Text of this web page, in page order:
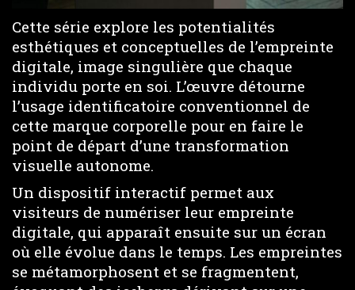
Cette série explore les potentialités
esthétiques et conceptuelles de l’empreinte
digitale, image singulière que chaque
individu porte en soi. L’œuvre détourne
l’usage identificatoire conventionnel de
cette marque corporelle pour en faire le
point de départ d’une transformation
visuelle autonome.
Un dispositif interactif permet aux
visiteurs de numériser leur empreinte
digitale, qui apparaît ensuite sur un écran
où elle évolue dans le temps. Les empreintes
se métamorphosent et se fragmentent,